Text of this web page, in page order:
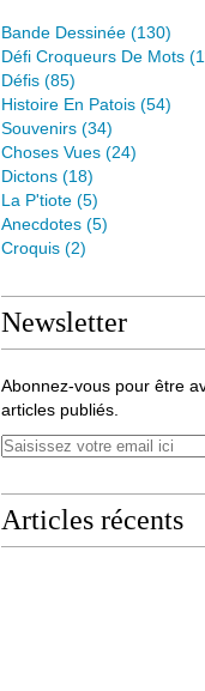
Bande Dessinée (130)
Défi Croqueurs De Mots
Défis (85)
Histoire En Patois (54)
Souvenirs (34)
Choses Vues (24)
Dictons (18)
La P'tiote (5)
Anecdotes (5)
Croquis (2)
Newsletter
Abonnez-vous pour être
articles publiés.
Articles récents